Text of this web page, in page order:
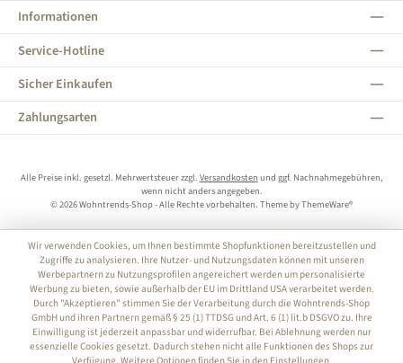
Informationen
Service-Hotline
Sicher Einkaufen
Zahlungsarten
Alle Preise inkl. gesetzl. Mehrwertsteuer zzgl. Versandkosten und ggf. Nachnahmegebühren,
wenn nicht anders angegeben.
© 2026 Wohntrends-Shop - Alle Rechte vorbehalten. Theme byThemeWare®
Wir verwenden Cookies, um Ihnen bestimmte Shopfunktionen bereitzustellen und
Zugriffe zu analysieren. Ihre Nutzer- und Nutzungsdaten können mit unseren
Werbepartnern zu Nutzungsprofilen angereichert werden um personalisierte
Werbung zu bieten, sowie außerhalb der EU im Drittland USA verarbeitet werden.
Durch "Akzeptieren" stimmen Sie der Verarbeitung durch die Wohntrends-Shop
GmbH und ihren Partnern gemäß § 25 (1) TTDSG und Art. 6 (1) lit.b DSGVO zu. Ihre
Einwilligung ist jederzeit anpassbar und widerrufbar. Bei Ablehnung werden nur
essenzielle Cookies gesetzt. Dadurch stehen nicht alle Funktionen des Shops zur